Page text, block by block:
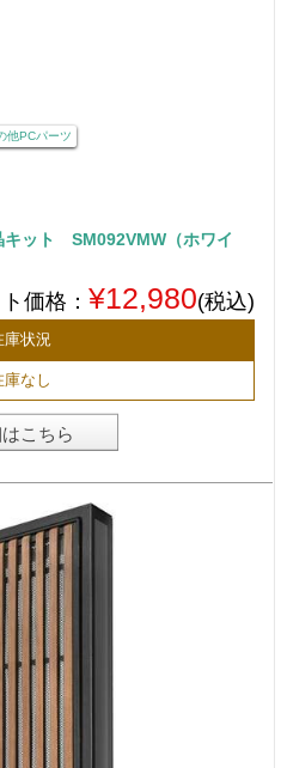
他PCパーツ
ット SM092VMW（ホワイ
価格： ¥12,980(税込)
庫状況
庫なし
こちら